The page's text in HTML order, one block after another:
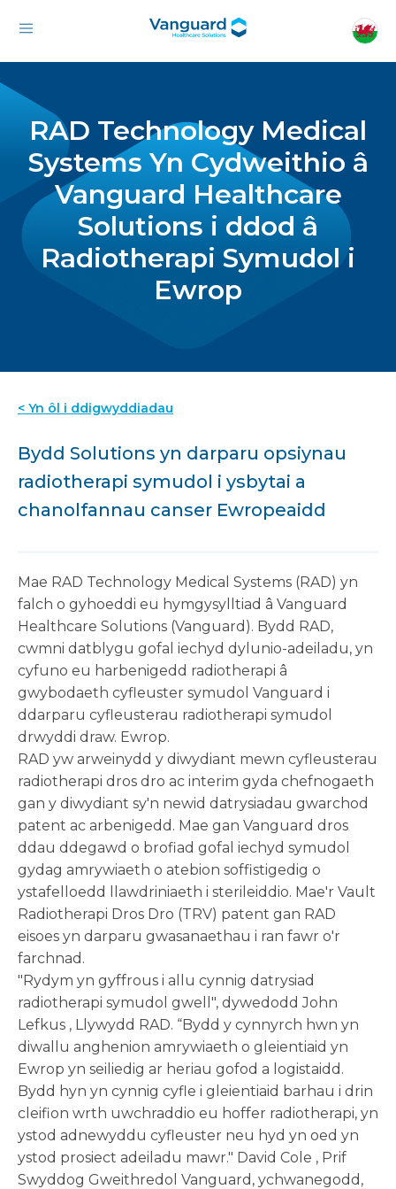
RAD Technology Medical
Systems Yn Cydweithio â
Vanguard Healthcare
Solutions i ddod â
Radiotherapi Symudol i
Ewrop
< Yn ôl i ddigwyddiadau
Bydd Solutions yn darparu opsiynau
radiotherapi symudol i ysbytai a
chanolfannau canser Ewropeaidd
Mae RAD Technology Medical Systems (RAD) yn
falch o gyhoeddi eu hymgysylltiad â Vanguard
Healthcare Solutions (Vanguard). Bydd RAD,
cwmni datblygu gofal iechyd dylunio-adeiladu, yn
cyfuno eu harbenigedd radiotherapi â
gwybodaeth cyfleuster symudol Vanguard i
ddarparu cyfleusterau radiotherapi symudol
drwyddi draw. Ewrop.
RAD yw arweinydd y diwydiant mewn cyfleusterau
radiotherapi dros dro ac interim gyda chefnogaeth
gan y diwydiant sy'n newid datrysiadau gwarchod
patent ac arbenigedd. Mae gan Vanguard dros
ddau ddegawd o brofiad gofal iechyd symudol
gydag amrywiaeth o atebion soffistigedig o
ystafelloedd llawdriniaeth i sterileiddio. Mae'r Vault
Radiotherapi Dros Dro (TRV) patent gan RAD
eisoes yn darparu gwasanaethau i ran fawr o'r
farchnad.
"Rydym yn gyffrous i allu cynnig datrysiad
radiotherapi symudol gwell", dywedoddJohn
Lefkus , Llywydd RAD. “Bydd y cynnyrch hwn yn
diwallu anghenion amrywiaeth o gleientiaid yn
Ewrop yn seiliedig ar heriau gofod a logistaidd.
Bydd hyn yn cynnig cyfle i gleientiaid barhau i drin
cleifion wrth uwchraddio eu hoffer radiotherapi, yn
ystod adnewyddu cyfleuster neu hyd yn oed yn
ystod prosiect adeiladu mawr." David Cole , Prif
Swyddog Gweithredol Vanguard, ychwanegodd,